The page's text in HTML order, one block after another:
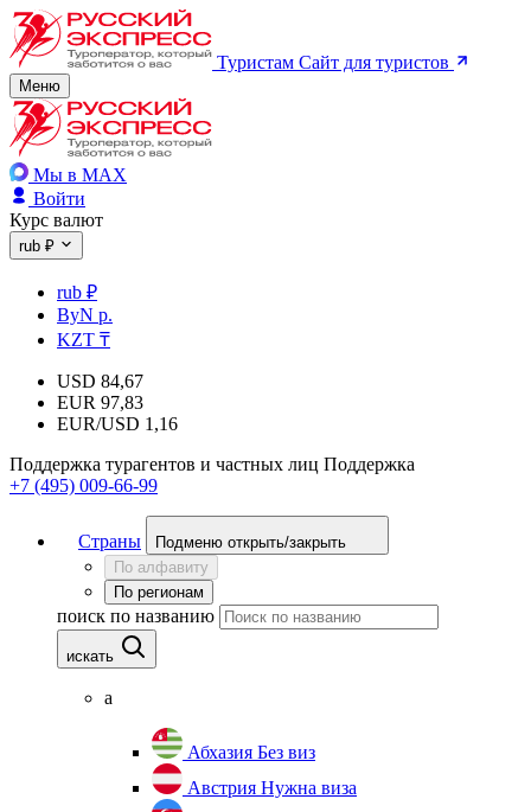
Туристам Сайт для туристов
Меню
Мы в MAX
Войти
Курс валют
rub ₽
rub ₽
ByN р.
KZT ₸
USD 84,67
EUR 97,83
EUR/USD 1,16
Поддержка турагентов и частных лиц Поддержка
+7 (495) 009-66-99
Страны
Подменю открыть/закрыть
По алфавиту
По регионам
поиск по названию
искать
а
Абхазия Без виз
Австрия Нужна виза